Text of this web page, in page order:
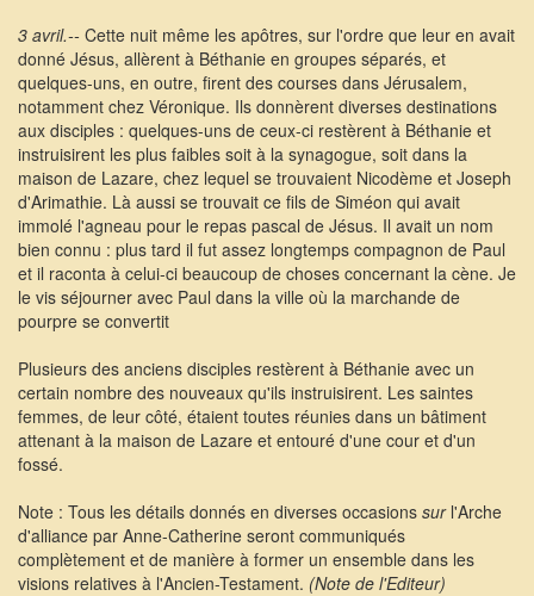
3 avril.-- Cette nuit même les apôtres, sur l'ordre que leur en avait
donné Jésus, allèrent à Béthanie en groupes séparés, et
quelques-uns, en outre, firent des courses dans Jérusalem,
notamment chez Véronique. Ils donnèrent diverses destinations
aux disciples : quelques-uns de ceux-ci restèrent à Béthanie et
instruisirent les plus faibles soit à la synagogue, soit dans la
maison de Lazare, chez lequel se trouvaient Nicodème et Joseph
d'Arimathie. Là aussi se trouvait ce fils de Siméon qui avait
immolé l'agneau pour le repas pascal de Jésus. Il avait un nom
bien connu : plus tard il fut assez longtemps compagnon de Paul
et il raconta à celui-ci beaucoup de choses concernant la cène. Je
le vis séjourner avec Paul dans la ville où la marchande de
pourpre se convertit
Plusieurs des anciens disciples restèrent à Béthanie avec un
certain nombre des nouveaux qu'ils instruisirent. Les saintes
femmes, de leur côté, étaient toutes réunies dans un bâtiment
attenant à la maison de Lazare et entouré d'une cour et d'un
fossé.
Note : Tous les détails donnés en diverses occasions sur l'Arche
d'alliance par Anne-Catherine seront communiqués
complètement et de manière à former un ensemble dans les
visions relatives à l'Ancien-Testament. (Note de l'Editeur)